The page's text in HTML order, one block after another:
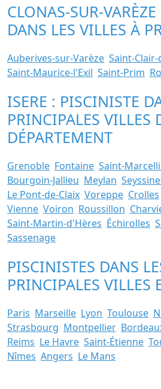
CLONAS-SUR-
DANS LES VILLES À
Auberives-sur-Varèze Saint-
Saint-Maurice-l'Exil Saint-Prim
ISERE : PISCINISTE
PRINCIPALES VILLES
DÉPARTEMENT
Grenoble Fontaine Saint-
Bourgoin-Jallieu Meylan
Le Pont-de-Claix Voreppe Crolles
Vienne Voiron Roussillon
Saint-Martin-d'Hères Échirolles
Sassenage
PISCINISTES DANS
PRINCIPALES VILLES
Paris Marseille Lyon Toulouse
Strasbourg Montpellier
Reims Le Havre Saint-Étienne
Nîmes Angers Le Mans